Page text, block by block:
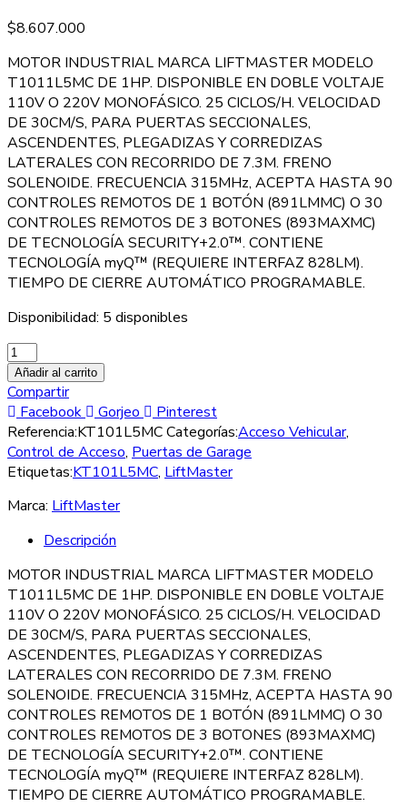
$8.607.000
MOTOR INDUSTRIAL MARCA LIFTMASTER MODELO
T1011L5MC DE 1HP. DISPONIBLE EN DOBLE VOLTAJE
110V O 220V MONOFÁSICO. 25 CICLOS/H. VELOCIDAD
DE 30CM/S, PARA PUERTAS SECCIONALES,
ASCENDENTES, PLEGADIZAS Y CORREDIZAS
LATERALES CON RECORRIDO DE 7.3M. FRENO
SOLENOIDE. FRECUENCIA 315MHz, ACEPTA HASTA 90
CONTROLES REMOTOS DE 1 BOTÓN (891LMMC) O 30
CONTROLES REMOTOS DE 3 BOTONES (893MAXMC)
DE TECNOLOGÍA SECURITY+2.0™. CONTIENE
TECNOLOGÍA myQ™ (REQUIERE INTERFAZ 828LM).
TIEMPO DE CIERRE AUTOMÁTICO PROGRAMABLE.
Disponibilidad: 5 disponibles
Añadir al carrito
Compartir
Facebook
Gorjeo
Pinterest
Referencia:KT101L5MCCategorías:Acceso Vehicular,
Control de Acceso, Puertas de Garage
Etiquetas:KT101L5MC, LiftMaster
Marca: LiftMaster
Descripción
MOTOR INDUSTRIAL MARCA LIFTMASTER MODELO
T1011L5MC DE 1HP. DISPONIBLE EN DOBLE VOLTAJE
110V O 220V MONOFÁSICO. 25 CICLOS/H. VELOCIDAD
DE 30CM/S, PARA PUERTAS SECCIONALES,
ASCENDENTES, PLEGADIZAS Y CORREDIZAS
LATERALES CON RECORRIDO DE 7.3M. FRENO
SOLENOIDE. FRECUENCIA 315MHz, ACEPTA HASTA 90
CONTROLES REMOTOS DE 1 BOTÓN (891LMMC) O 30
CONTROLES REMOTOS DE 3 BOTONES (893MAXMC)
DE TECNOLOGÍA SECURITY+2.0™. CONTIENE
TECNOLOGÍA myQ™ (REQUIERE INTERFAZ 828LM).
TIEMPO DE CIERRE AUTOMÁTICO PROGRAMABLE.